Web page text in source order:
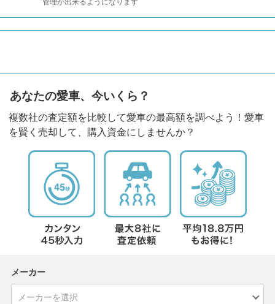
あなたの愛車、今いくら？
複数社の査定額を比較して愛車の最高額を調べよう！愛車
を賢く売却して、購入資金にしませんか？
メーカー